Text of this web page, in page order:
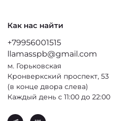
Как нас найти
+79956001515
llamasspb@gmail.com
м. Горьковская
Кронверкский проспект, 53
(в конце двора слева)
Каждый день с 11:00 до 22:00